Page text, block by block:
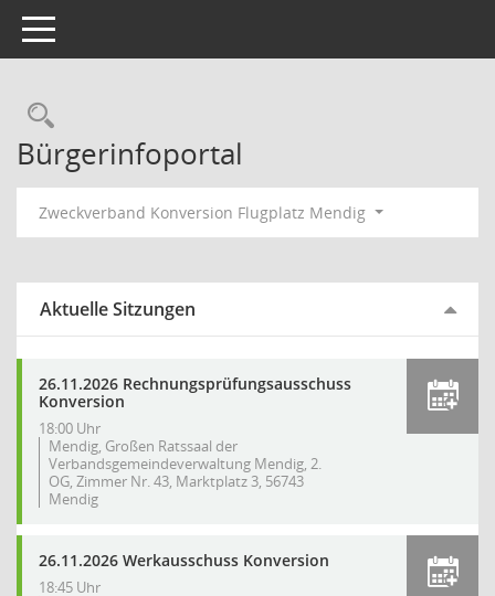
Toggle navigation
Rechercheauswahl
Bürgerinfoportal
Zweckverband Konversion Flugplatz Mendig
Aktuelle Sitzungen
26.11.2026 Rechnungsprüfungsausschuss
Konversion
18:00 Uhr
Mendig, Großen Ratssaal der
Verbandsgemeindeverwaltung Mendig, 2.
OG, Zimmer Nr. 43, Marktplatz 3, 56743
Mendig
26.11.2026 Werkausschuss Konversion
18:45 Uhr